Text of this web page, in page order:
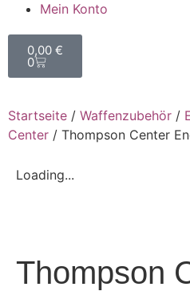
Mein Konto
0,00 €
0
Startseite / Waffenzubehör /
Center / Thompson Center
Loading...
Thompson